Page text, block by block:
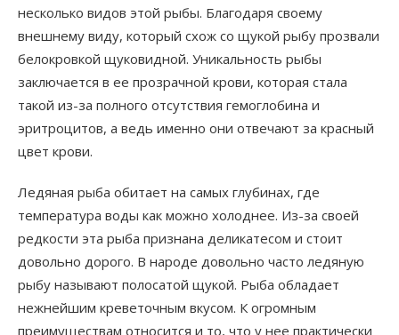
несколько видов этой рыбы. Благодаря своему
внешнему виду, который схож со щукой рыбу прозвали
белокровкой щуковидной. Уникальность рыбы
заключается в ее прозрачной крови, которая стала
такой из-за полного отсутствия гемоглобина и
эритроцитов, а ведь именно они отвечают за красный
цвет крови.
Ледяная рыба обитает на самых глубинах, где
температура воды как можно холоднее. Из-за своей
редкости эта рыба признана деликатесом и стоит
довольно дорого. В народе довольно часто ледяную
рыбу называют полосатой щукой. Рыба обладает
нежнейшим креветочным вкусом. К огромным
преимуществам относится и то, что у нее практически